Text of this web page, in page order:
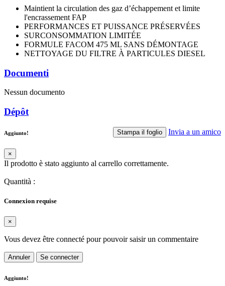
Maintient la circulation des gaz d’échappement et limite
l'encrassement FAP
PERFORMANCES ET PUISSANCE PRÉSERVÉES
SURCONSOMMATION LIMITÉE
FORMULE FACOM 475 ML SANS DÉMONTAGE
NETTOYAGE DU FILTRE À PARTICULES DIESEL
Documenti
Nessun documento
Dépôt
Stampa il foglio Invia a un amico
Aggiunto!
×
Il prodotto è stato aggiunto al carrello correttamente.
Quantità :
Connexion requise
×
Vous devez être connecté pour pouvoir saisir un commentaire
Annuler Se connecter
Aggiunto!